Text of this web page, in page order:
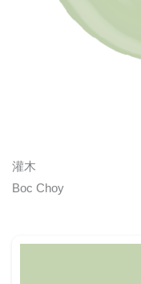
灌木
Boc Choy